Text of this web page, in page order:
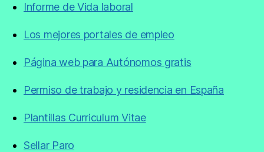
Informe de Vida laboral
Los mejores portales de empleo
Página web para Autónomos gratis
Permiso de trabajo y residencia en España
Plantillas Curriculum Vitae
Sellar Paro